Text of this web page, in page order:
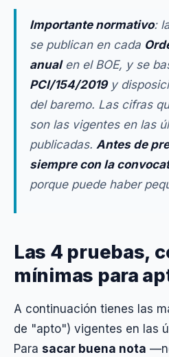
Importante normativo:
se publican en cada
anualen el BOE, y se
PCI/154/2019y
del baremo. Las cifras
son las vigentes en las
publicadas. Antes de
siempre con la
porque puede haber
Las 4 pruebas,
mínimas para
A continuación tienes las
de "apto") vigentes en las
Para sacar buena nota